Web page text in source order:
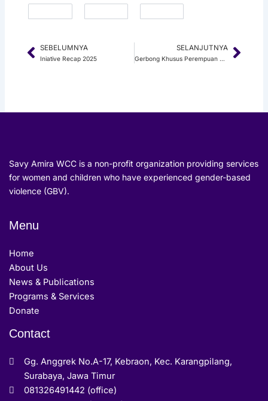
Prev
SEBELUMNYA
Iniative Recap 2025
SELANJUTNYA
Gerbong Khusus Perempuan dan Rasa Aman Next
Savy Amira WCC is a non-profit organization providing services
for women and children who have experienced gender-based
violence (GBV).
Menu
Home
About Us
News & Publications
Programs & Services
Donate
Contact
Gg. Anggrek No.A-17, Kebraon, Kec. Karangpilang,
Surabaya, Jawa Timur
081326491442 (office)